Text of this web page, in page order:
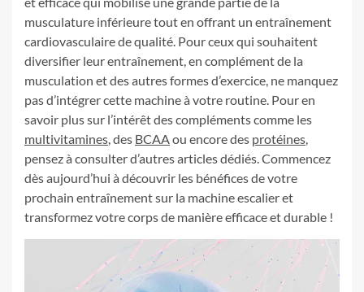
musculature inférieure tout en offrant un entraînement
cardiovasculaire de qualité. Pour ceux qui souhaitent
diversifier leur entraînement, en complément de la
musculation et des autres formes d’exercice, ne manquez
pas d’intégrer cette machine à votre routine. Pour en
savoir plus sur l’intérêt des compléments comme les
multivitamines, des BCAAou encore des protéines,
pensez à consulter d’autres articles dédiés. Commencez
dès aujourd’hui à découvrir les bénéfices de votre
prochain entraînement sur la machine escalier et
transformez votre corps de manière efficace et durable !